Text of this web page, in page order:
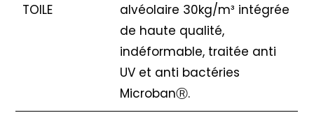
TOILE
alvéolaire 30kg/m³ intégrée
de haute qualité,
indéformable, traitée anti
UV et anti bactéries
MicrobanⓇ.